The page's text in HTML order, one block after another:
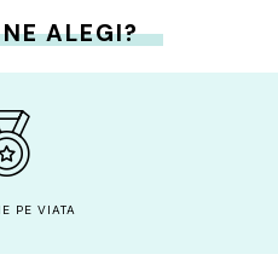
ALEGI?
PE VIATA